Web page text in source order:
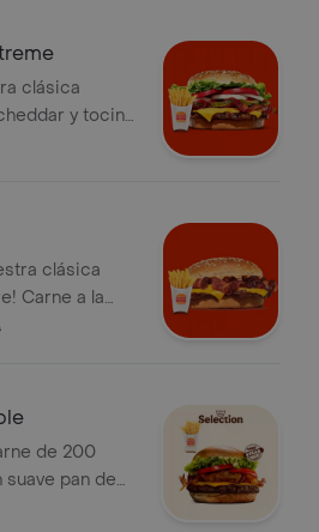
papas
clásica
y tocino
incluye
clásica
Carne a la
queso
de 200
pan de
tomate,